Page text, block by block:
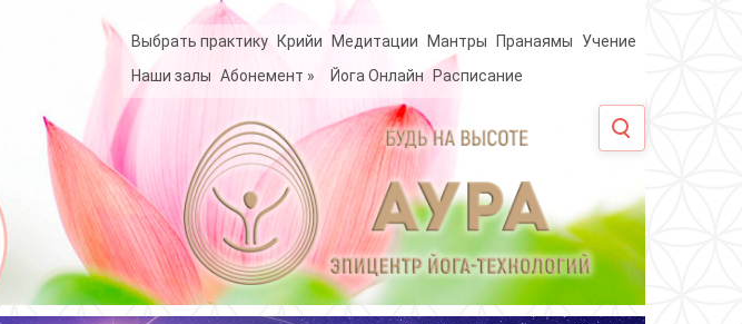
Выбрать практику Крийи Медитации Мантры Пранаямы
Учение
Наши залы Абонемент » Йога Онлайн Расписание